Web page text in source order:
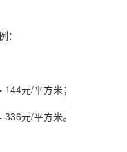
元/平方米；
元/平方米。